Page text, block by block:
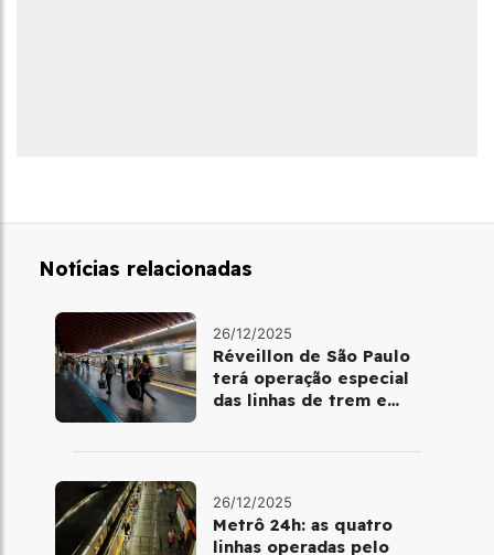
Notícias relacionadas
26/12/2025
Réveillon de São Paulo
terá operação especial
das linhas de trem e
26/12/2025
Metrô 24h: as quatro
linhas operadas pelo